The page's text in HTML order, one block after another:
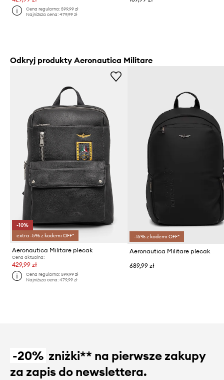
Cena regularna:599,99 zł
Najniższa cena:479,99 zł
Odkryj produkty Aeronautica Militare
-10%
extra -5% z kodem: OFF*
Aeronautica Militare plecak
Cena aktualna:
429,99 zł
Cena regularna:599,99 zł
Najniższa cena:479,99 zł
-15% z kodem: OFF*
Aeronautica Militare plecak
689,99 zł
-20% zniżki** na pierwsze zakupy
za zapis do newslettera.